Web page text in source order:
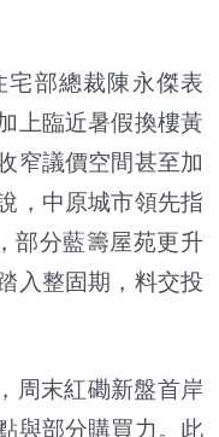
部總裁陳永傑表
上臨近暑假換樓黃
窄議價空間甚至加
，中原城市領先指
部分藍籌屋苑更升
入整固期，料交投
周末紅磡新盤首岸
與部分購買力。此